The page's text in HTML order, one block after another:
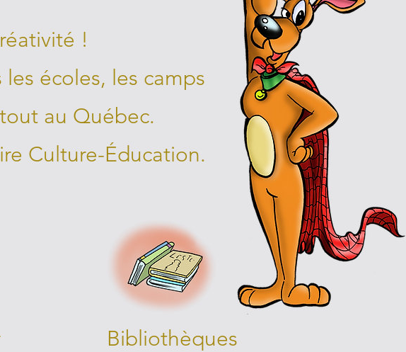
!
écoles, les camps
au Québec.
Culture-Éducation.
Bibliothèques